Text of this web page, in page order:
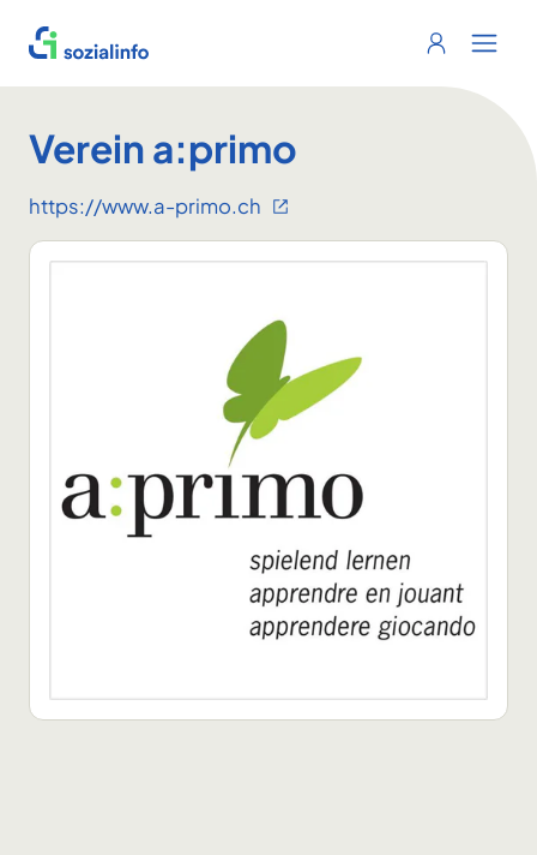
Sozialinfo
Login
Verein a:primo
https://www.a-primo.ch